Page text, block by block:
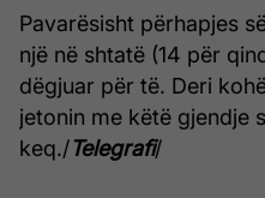
Pavarësisht përhapjes
një në shtatë (14 për
dëgjuar për të. Deri
jetonin me këtë gjendje
keq./Telegrafi/